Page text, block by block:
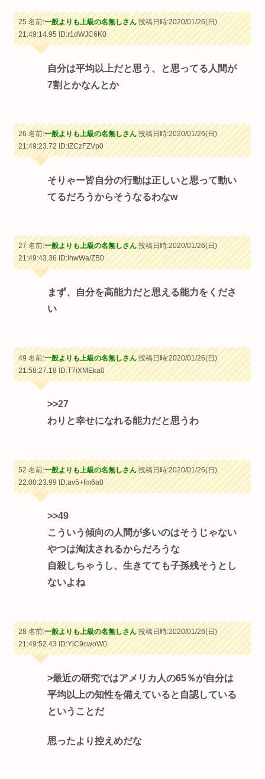
25 名前:一般よりも上級の名無しさん投稿日時:2020/01/26(日)
21:49:14.95ID:r1dWJC6K0
自分は平均以上だと思う、と思ってる人間が
7割とかなんとか
26 名前:一般よりも上級の名無しさん投稿日時:2020/01/26(日)
21:49:23.72ID:IZCzFZVp0
そりゃー皆自分の行動は正しいと思って動い
てるだろうからそうなるわなw
27 名前:一般よりも上級の名無しさん投稿日時:2020/01/26(日)
21:49:43.36ID:IhwWa/ZB0
まず、自分を高能力だと思える能力をくださ
い
49 名前:一般よりも上級の名無しさん投稿日時:2020/01/26(日)
21:58:27.18ID:T7iXMEka0
>>27
わりと幸せになれる能力だと思うわ
52 名前:一般よりも上級の名無しさん投稿日時:2020/01/26(日)
22:00:23.99ID:av5+fm6a0
>>49
こういう傾向の人間が多いのはそうじゃない
やつは淘汰されるからだろうな
自殺しちゃうし、生きてても子孫残そうとし
ないよね
28 名前:一般よりも上級の名無しさん投稿日時:2020/01/26(日)
21:49:52.43ID:YlC9cwoW0
>最近の研究ではアメリカ人の65％が自分は
平均以上の知性を備えていると自認している
ということだ
思ったより控えめだな